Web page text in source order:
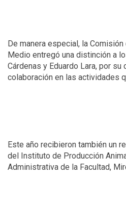
De manera especial, la Comisión
Medio entregó una distinción a
Cárdenas y Eduardo Lara, por
colaboración en las actividades
Este año recibieron también un
del Instituto de Producción
Administrativa de la Facultad,